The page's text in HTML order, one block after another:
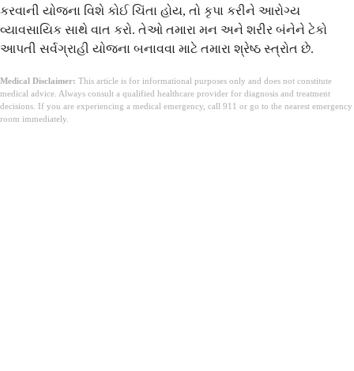
કરવાની યોજના વિશે કોઈ ચિંતા હોય, તો કૃપા કરીને આરોગ્ય
વ્યાવસાયિક સાથે વાત કરો. તેઓ તમારા મન અને શરીર બંનેને ટેકો
આપતી સર્વગ્રાહી યોજના બનાવવા માટે તમારા શ્રેષ્ઠ સ્ત્રોત છે.
Medical Disclaimer: This article is for informational purposes only and does not constitute
medical advice. Always consult a qualified healthcare provider for diagnosis and treatment
decisions. If you are experiencing a medical emergency, call 911 or go to the nearest emergency
room immediately.